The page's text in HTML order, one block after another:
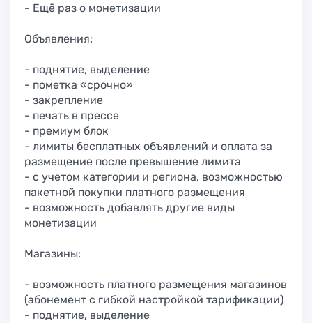
- Ещё раз о монетизации
Объявления:
- поднятие, выделение
- пометка «срочно»
- закрепление
- печать в прессе
- премиум блок
- лимиты бесплатных объявлений и оплата за
размещение после превышение лимита
- с учетом категории и региона, возможностью
пакетной покупки платного размещения
- возможность добавлять другие виды
монетизации
Магазины:
- возможность платного размещения магазинов
(абонемент с гибкой настройкой тарификации)
- поднятие, выделение